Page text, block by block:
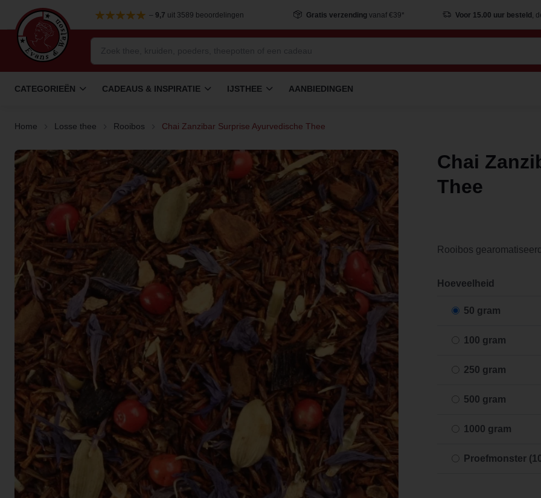
– 9,7 uit 3589 beoordelingen Gratis verzending vanaf €39* Voor 15.00 uur besteld ,
CATEGORIEËN CADEAUS & INSPIRATIE IJSTHEE AANBIEDINGEN
Home Losse thee Rooibos Chai Zanzibar Surprise Ayurvedische Thee
Chai
Thee
Rooibos
Hoeveelheid
50 gram
100 gram
250 gram
500 gram
1000 gram
Proefmonster